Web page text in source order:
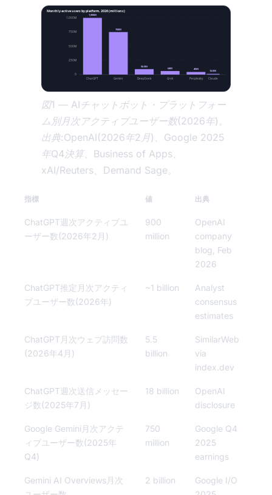
Monthly active users by platform, 2026 (millions)
1,000M
750M
500M
250M
0
1,000M
ChatGPT
750M
Gemini
96.9M
DeepSeek
64M
Grok
45M
Perplexity
12.5M
Claude
図1 — AIチャットボット・プラットフォー
ム別月次アクティブユーザー数(2026年)。
出典:OpenAI(2026年2月)、Google 2025
年Q4決算、Business of Apps、
xAI/Reuters、Demand Sage。
指標 値 出典
ChatGPT週次アクティブユ
ーザー数(2026年2月)
900
million
OpenAI
company
blog, Feb
2026
ChatGPT推定月次アクティ
ブユーザー数(2026年)
~1 billion
Analyst
consensus
estimates
ChatGPT月次ウェブ訪問数
(2026年4月)
5.5
billion
SimilarWeb
via
index.dev
ChatGPT週次送信メッセー
ジ数(2025年7月)
18 billion
OpenAI
disclosure
Google Gemini月次アクテ
ィブユーザー数(2025年
Q4)
750
million
Google Q4
2025
earnings
Gemini AI Overviews月次
2 billion
Google I/O